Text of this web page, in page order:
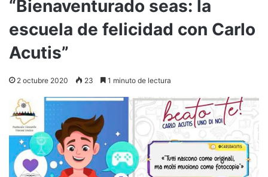
“Bienaventurado seas: la
escuela de felicidad con Carlo
Acutis”
2 octubre 2020 23 1 minuto de lectura